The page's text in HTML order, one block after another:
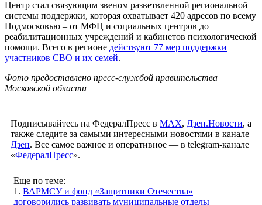
Центр стал связующим звеном разветвленной региональной
системы поддержки, которая охватывает 420 адресов по всему
Подмосковью – от МФЦ и социальных центров до
реабилитационных учреждений и кабинетов психологической
помощи. Всего в регионе действуют 77 мер поддержки
участников СВО и их семей.
Фото предоставлено пресс-службой правительства
Московской области
Подписывайтесь на ФедералПресс в МАХ, Дзен.Новости, а
также следите за самыми интересными новостями в канале
Дзен. Все самое важное и оперативное — в telegram-канале
«ФедералПресс».
Еще по теме:
1. ВАРМСУ и фонд «Защитники Отечества»
договорились развивать муниципальные отделы